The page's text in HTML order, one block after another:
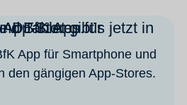
App für Smartphone und
den gängigen App-Stores.